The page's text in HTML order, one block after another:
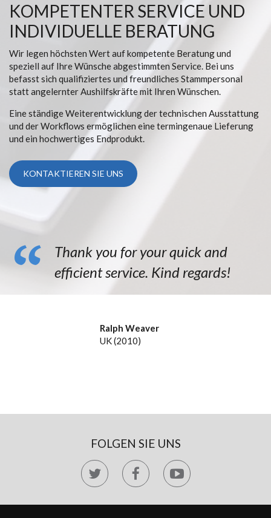
KOMPETENTER SERVICE UND
INDIVIDUELLE BERATUNG
Wir legen höchsten Wert auf kompetente Beratung und
speziell auf Ihre Wünsche abgestimmten Service. Bei uns
befasst sich qualifiziertes und freundliches Stammpersonal
statt angelernter Aushilfskräfte mit Ihren Wünschen.
Eine ständige Weiterentwicklung der technischen Ausstattung
und der Workflows ermöglichen eine termingenaue Lieferung
und ein hochwertiges Endprodukt.
KONTAKTIEREN SIE UNS
Thank you for your quick and
efficient service. Kind regards!
Ralph Weaver
UK (2010)
FOLGEN SIE UNS